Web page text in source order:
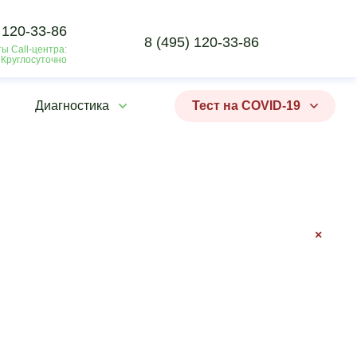
33-86
Call-центра:
8 (495) 120-33-86
Диагностика Тест на COVID-19
×